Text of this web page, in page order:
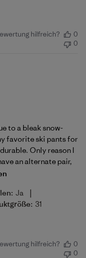
hilfreich?
0
0
to a bleak snow-
favorite ski pants for
Only reason I
an alternate pair,
Ja |
31
hilfreich?
0
0